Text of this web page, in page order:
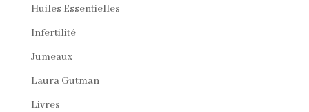
Huiles Essentielles
Infertilité
Jumeaux
Laura Gutman
Livres